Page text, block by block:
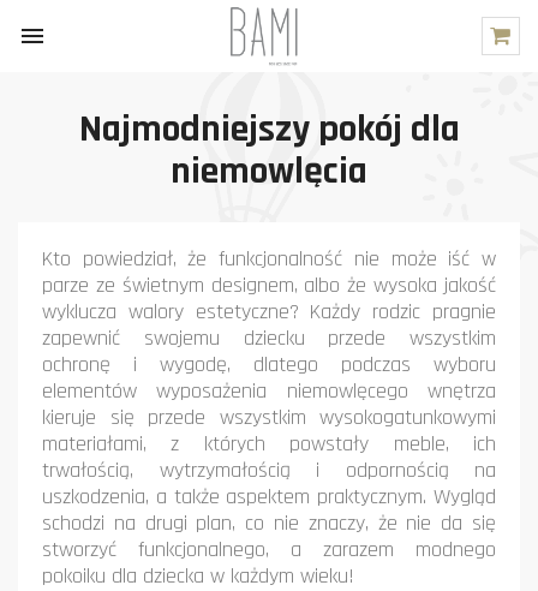

Najmodniejszy pokój dla
niemowlęcia
Kto powiedział, że funkcjonalność nie może iść w
parze ze świetnym designem, albo że wysoka jakość
wyklucza walory estetyczne? Każdy rodzic pragnie
zapewnić swojemu dziecku przede wszystkim
ochronę i wygodę, dlatego podczas wyboru
elementów wyposażenia niemowlęcego wnętrza
kieruje się przede wszystkim wysokogatunkowymi
materiałami, z których powstały meble, ich
trwałością, wytrzymałością i odpornością na
uszkodzenia, a także aspektem praktycznym. Wygląd
schodzi na drugi plan, co nie znaczy, że nie da się
stworzyć funkcjonalnego, a zarazem modnego
pokoiku dla dziecka w każdym wieku!